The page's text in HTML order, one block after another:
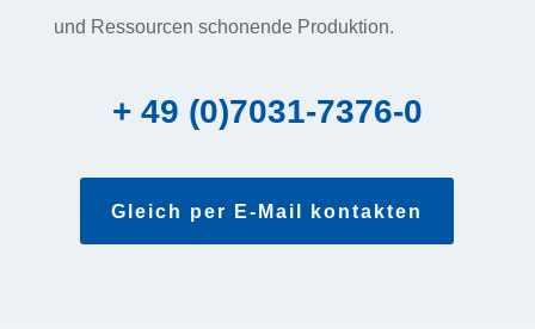
und Ressourcen schonende Produktion.
+ 49 (0)7031-7376-0
Gleich per E-Mail kontakten